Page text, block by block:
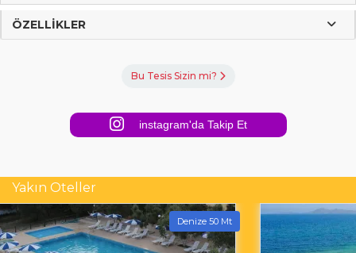
ÖZELLIKLER
Bu Tesis Sizin mi?
instagram'da Takip Et
Yakın Oteller
Denize 50 Mt